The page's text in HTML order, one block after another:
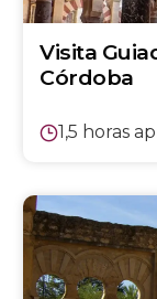
Visita
Córdoba
1,5 horas